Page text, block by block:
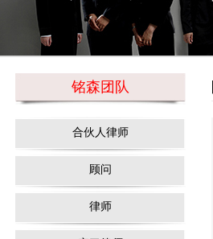
铭森团队
合伙人律师
顾问
律师